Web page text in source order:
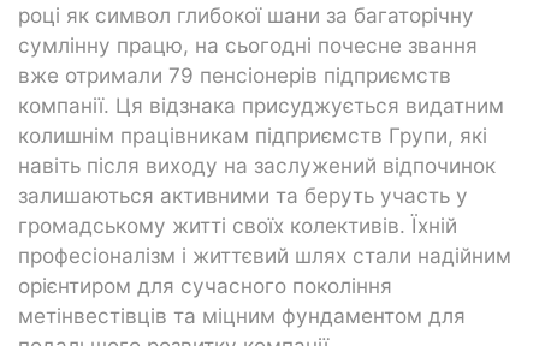
році як символ глибокої шани за багаторічну
сумлінну працю, на сьогодні почесне звання
вже отримали 79 пенсіонерів підприємств
компанії. Ця відзнака присуджується видатним
колишнім працівникам підприємств Групи, які
навіть після виходу на заслужений відпочинок
залишаються активними та беруть участь у
громадському житті своїх колективів. Їхній
професіоналізм і життєвий шлях стали надійним
орієнтиром для сучасного покоління
метінвестівців та міцним фундаментом для